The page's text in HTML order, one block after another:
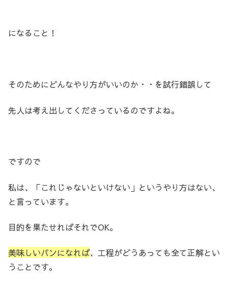
になること！
そのためにどんなやり方がいいのか・・を試行錯誤して
先人は考え出してくださっているのですよね。
ですので
私は、「これじゃないといけない」というやり方はない、
と言っています。
目的を果たせればそれでOK。
美味しいパンになれば、工程がどうあっても全て正解とい
うことです。